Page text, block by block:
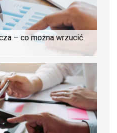
– co można wrzucić